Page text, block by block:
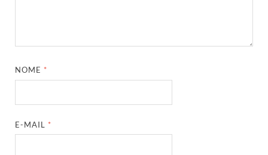
NOME *
E-MAIL *